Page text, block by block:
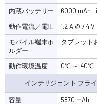
内蔵バッテリー
6000 mAh
動作電流／電圧
1.2 A @ 7.4 V
モバイル端末ホ
ルダー
タブレット
動作環境温度 0℃ ～ 40℃
インテリジェント フラ
容量
5870 mAh